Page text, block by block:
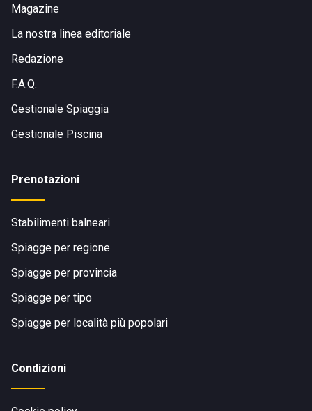
Magazine
La nostra linea editoriale
Redazione
F.A.Q.
Gestionale Spiaggia
Gestionale Piscina
Prenotazioni
Stabilimenti balneari
Spiagge per regione
Spiagge per provincia
Spiagge per tipo
Spiagge per località più popolari
Condizioni